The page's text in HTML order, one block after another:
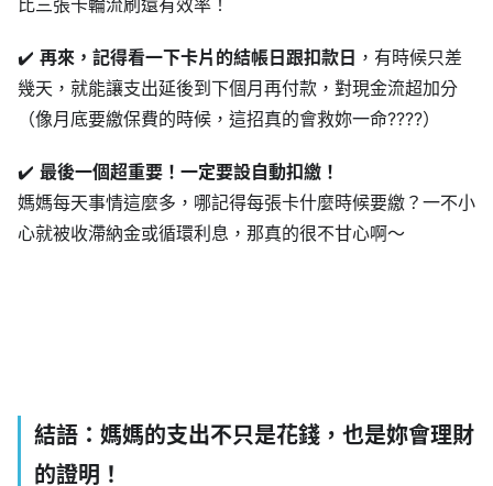
✔️ 再來，記得看一下卡片的結帳日跟扣款日 ，有時候只差
幾天，就能讓支出延後到下個月再付款，對現金流超加分
（像月底要繳保費的時候，這招真的會救妳一命????）
✔️ 最後一個超重要！一定要設自動扣繳！
媽媽每天事情這麼多，哪記得每張卡什麼時候要繳？一不小
心就被收滯納金或循環利息，那真的很不甘心啊～
結語：媽媽的支出不只是花錢，也是妳會理財
的證明！